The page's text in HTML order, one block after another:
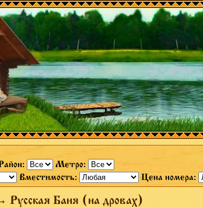
Метро:
Вместимость: Цена номера:
Баня (на дровах)